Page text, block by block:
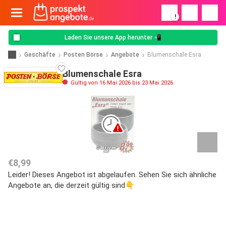
!
Laden Sie unsere App herunter 📲
Geschäfte Posten Börse Angebote Blumenschale Esra
Blumenschale Esra
Gültig von 16 Mai 2026 bis 23 Mai 2026
€8,99
Leider! Dieses Angebot ist abgelaufen. Sehen Sie sich ähnliche
Angebote an, die derzeit gültig sind👇